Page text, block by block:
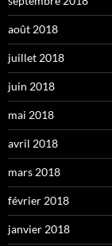
août 2018
juillet 2018
juin 2018
mai 2018
avril 2018
mars 2018
février 2018
janvier 2018